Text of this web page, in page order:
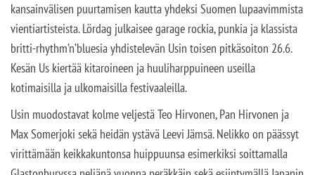
kansainvälisen puurtamisen kautta yhdeksi Suomen lupaavimmista
vientiartisteista. Lördag julkaisee garage rockia, punkia ja klassista
britti-rhythm’n’bluesia yhdistelevän Usin toisen pitkäsoiton 26.6.
Kesän Us kiertää kitaroineen ja huuliharppuineen useilla
kotimaisilla ja ulkomaisilla festivaaleilla.
Usin muodostavat kolme veljestä Teo Hirvonen, Pan Hirvonen ja
Max Somerjoki sekä heidän ystävä Leevi Jämsä. Nelikko on päässyt
virittämään keikkakuntonsa huippuunsa esimerkiksi soittamalla